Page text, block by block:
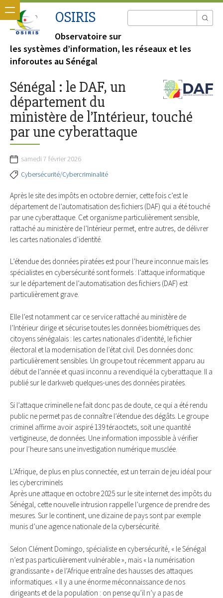
OSIRIS
Observatoire sur
les systèmes d’information, les réseaux et les
inforoutes au Sénégal
Sénégal : le DAF, un
département du
ministère de l’Intérieur, touché
par une cyberattaque
samedi 7 février 2026
Cybersécurité/Cybercriminalité
Après le site des impôts en octobre dernier, cette fois c’est le
département de l’automatisation des fichiers (DAF) qui a été touché
par une cyberattaque. Cet organisme particulièrement sensible,
rattaché au ministère de l’Intérieur permet, entre autres, de délivrer
les cartes nationales d’identité.
L’étendue des données piratées est pour l’heure inconnue mais les
spécialistes en cybersécurité sont formels : l’attaque informatique
sur le département de l’automatisation des fichiers (DAF) est
particulièrement grave.
Elle l’est notamment car ce service rattaché au ministère de
l’Intérieur dirige et sécurise toutes les données biométriques des
citoyens sénégalais : les cartes nationales d’identité, le fichier
électoral et la modernisation de l’état civil. Des données donc
particulièrement sensibles. Un groupe tout récemment apparu au
début de l’année et quasi inconnu a revendiqué la cyberattaque. Il a
publié sur le darkweb quelques-unes des données piratées.
Si l’attaque criminelle ne fait donc pas de doute, ce qui a été rendu
public ne permet pas de connaître l’étendue des dégâts. Le groupe
criminel affirme avoir aspiré 139 téraoctets, soit une quantité
vertigineuse, de données. Une information impossible à vérifier
pour l’heure sans une investigation numérique musclée.
L’Afrique, de plus en plus connectée, est un terrain de jeu idéal pour
les cybercriminels
Après une attaque en octobre 2025 sur le site internet des impôts du
Sénégal, cette nouvelle intrusion rappelle l’urgence de prendre des
mesures. Sur le continent, une dizaine de pays sont par exemple
munis d’une agence nationale de la cybersécurité.
Selon Clément Domingo, spécialiste en cybersécurité, « le Sénégal
n’est pas particulièrement vulnérable », mais « la numérisation
grandissante » de l’Afrique entraîne des hausses des attaques
informatiques. « Il y a une énorme méconnaissance de nos
dirigeants et de la population : on pense qu’il n’y a pas de